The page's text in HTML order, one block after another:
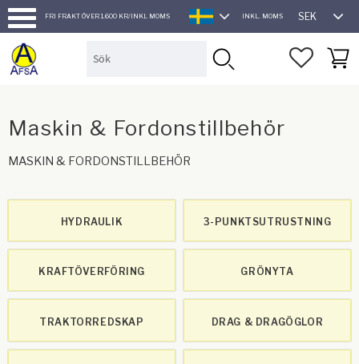
Meny
FRI FRAKT ÖVER 1.600 KR/INKL MOMS
SVENSKA
INKL. MOMS SEK
Maskin & Fordonstillbehör
MASKIN & FORDONSTILLBEHÖR
HYDRAULIK 3-PUNKTSUTRUSTNING
KRAFTÖVERFÖRING GRÖNYTA
TRAKTORREDSKAP DRAG & DRAGÖGLOR